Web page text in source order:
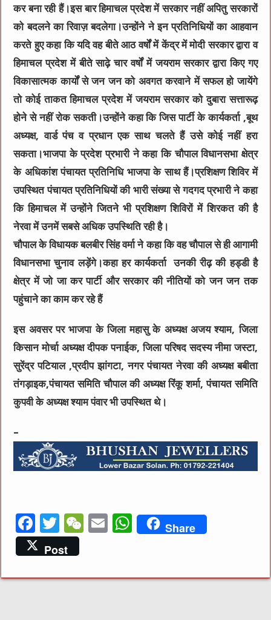
कर बना रही हैं।इस बार हिमाचल प्रदेश में सरकार नहीं अपितु सरकारों
को बदलने का रिवाज़ बदलेगा।उन्होंने ने इन प्रतिनिधियों का आहवान
करते हुए कहा कि यदि वह बीते आठ वर्षों में केंद्र में मोदी सरकार द्वारा व
हिमाचल प्रदेश में बीते साढ़े चार वर्षों में जयराम सरकार द्वारा किए गए
विकासात्मक कार्यों से जन जन को अवगत करवाने में सफल हो जायेंगे
तो कोई ताकत हिमाचल प्रदेश में जयराम सरकार को दुबारा सत्तारूढ़
होने से नहीं रोक सकती।उन्होंने कहा कि जिस पार्टी के कार्यकर्ता ,बूथ
अध्यक्ष, वार्ड पंच व प्रधान एक साथ चलते हैं उसे कोई नहीं हरा
सकता।भाजपा के प्रदेश प्रभारी ने कहा कि चौपाल विधानसभा क्षेत्र
के अधिकांश पंचायत प्रतिनिधि भाजपा के साथ हैं।प्रशिक्षण शिविर में
उपस्थित पंचायत प्रतिनिधियों की भारी संख्या से गदगद प्रभारी ने कहा
कि हिमाचल में उन्होंने जितने भी प्रशिक्षण शिविरों में शिरकत की है
नेरवा में उनमें सबसे अधिक उपस्थिति रही है।
चौपाल के विधायक बलबीर सिंह वर्मा ने कहा कि वह चौपाल से ही आगामी
विधानसभा चुनाव लड़ेंगे।कहा हर कार्यकर्ता उनकी रीढ़ की हड्डी है
क्षेत्र में जो जा कर पार्टी और सरकार की नीतियों को जन जन तक
पहुंचाने का काम कर रहे हैं
इस अवसर पर भाजपा के जिला महासु के अध्यक्ष अजय श्याम, जिला
किसान मोर्चा अध्यक्ष दीपक पनाईक, जिला परिषद सदस्य नीमा जस्टा,
सुरेंद्र पटियाल ,प्रदीप झांगटा, नगर पंचायत नेरवा की अध्यक्ष बबीता
तंगड़ाइक,पंचायत समिति चौपाल की अध्यक्ष रिंकू शर्मा, पंचायत समिति
कुपवी के अध्यक्ष श्याम पंवार भी उपस्थित थे।
–
F
a
c
e
T
w
it
te
W
h
E
l
W
s
Share
Post